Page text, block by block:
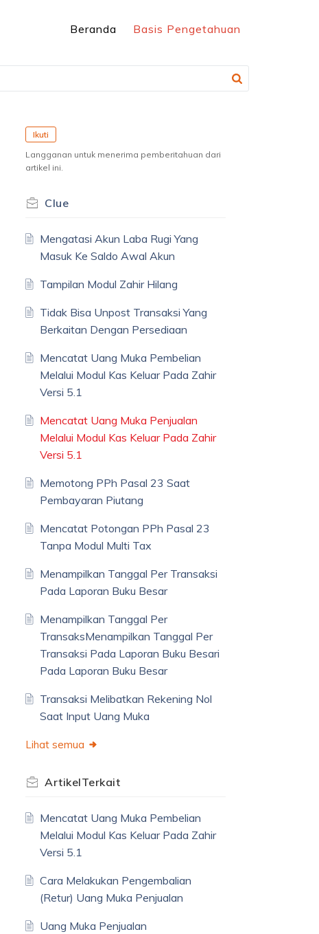
Beranda Basis Pengetahuan
Ikuti
Langganan untuk menerima pemberitahuan dari
artikel ini.
Clue
Mengatasi Akun Laba Rugi Yang
Masuk Ke Saldo Awal Akun
Tampilan Modul Zahir Hilang
Tidak Bisa Unpost Transaksi Yang
Berkaitan Dengan Persediaan
Mencatat Uang Muka Pembelian
Melalui Modul Kas Keluar Pada Zahir
Versi 5.1
Mencatat Uang Muka Penjualan
Melalui Modul Kas Keluar Pada Zahir
Versi 5.1
Memotong PPh Pasal 23 Saat
Pembayaran Piutang
Mencatat Potongan PPh Pasal 23
Tanpa Modul Multi Tax
Menampilkan Tanggal Per Transaksi
Pada Laporan Buku Besar
Menampilkan Tanggal Per
TransaksMenampilkan Tanggal Per
Transaksi Pada Laporan Buku Besari
Pada Laporan Buku Besar
Transaksi Melibatkan Rekening Nol
Saat Input Uang Muka
Lihat semua
ArtikelTerkait
Mencatat Uang Muka Pembelian
Melalui Modul Kas Keluar Pada Zahir
Versi 5.1
Cara Melakukan Pengembalian
(Retur) Uang Muka Penjualan
Uang Muka Penjualan